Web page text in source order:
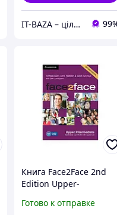
IT-BAZA – ціла база потрібних речей для всієї родини
Книга Face2Face 2nd
Edition Upper-
CD-ROM and Audio CD
Готово к отправке